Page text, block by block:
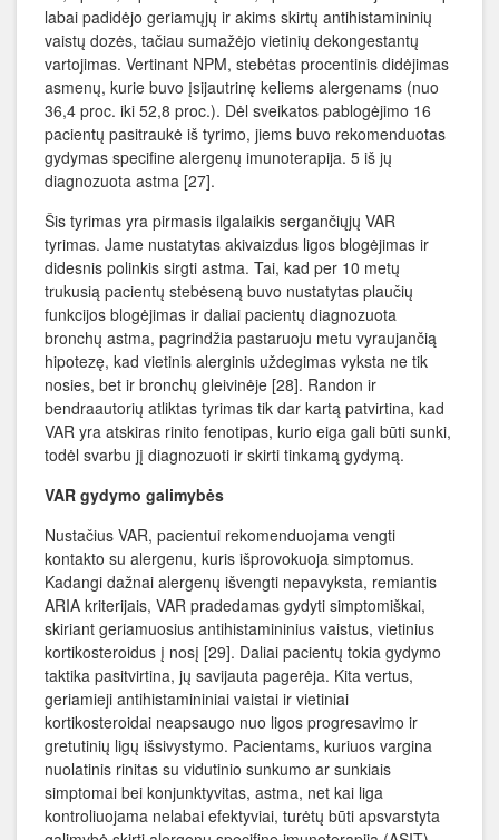
labai padidėjo geriamųjų ir akims skirtų antihistamininių
vaistų dozės, tačiau sumažėjo vietinių dekongestantų
vartojimas. Vertinant NPM, stebėtas procentinis didėjimas
asmenų, kurie buvo įsijautrinę keliems alergenams (nuo
36,4 proc. iki 52,8 proc.). Dėl sveikatos pablogėjimo 16
pacientų pasitraukė iš tyrimo, jiems buvo rekomenduotas
gydymas specifine alergenų imunoterapija. 5 iš jų
diagnozuota astma [27].
Šis tyrimas yra pirmasis ilgalaikis sergančiųjų VAR
tyrimas. Jame nustatytas akivaizdus ligos blogėjimas ir
didesnis polinkis sirgti astma. Tai, kad per 10 metų
trukusią pacientų stebėseną buvo nustatytas plaučių
funkcijos blogėjimas ir daliai pacientų diagnozuota
bronchų astma, pagrindžia pastaruoju metu vyraujančią
hipotezę, kad vietinis alerginis uždegimas vyksta ne tik
nosies, bet ir bronchų gleivinėje [28]. Randon ir
bendraautorių atliktas tyrimas tik dar kartą patvirtina, kad
VAR yra atskiras rinito fenotipas, kurio eiga gali būti sunki,
todėl svarbu jį diagnozuoti ir skirti tinkamą gydymą.
VAR gydymo galimybės
Nustačius VAR, pacientui rekomenduojama vengti
kontakto su alergenu, kuris išprovokuoja simptomus.
Kadangi dažnai alergenų išvengti nepavyksta, remiantis
ARIA kriterijais, VAR pradedamas gydyti simptomiškai,
skiriant geriamuosius antihistamininius vaistus, vietinius
kortikosteroidus į nosį [29]. Daliai pacientų tokia gydymo
taktika pasitvirtina, jų savijauta pagerėja. Kita vertus,
geriamieji antihistamininiai vaistai ir vietiniai
kortikosteroidai neapsaugo nuo ligos progresavimo ir
gretutinių ligų išsivystymo. Pacientams, kuriuos vargina
nuolatinis rinitas su vidutinio sunkumo ar sunkiais
simptomai bei konjunktyvitas, astma, net kai liga
kontroliuojama nelabai efektyviai, turėtų būti apsvarstyta